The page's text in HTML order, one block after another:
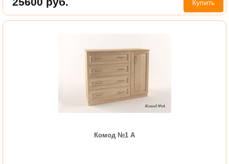
Купить
Комод №1 А